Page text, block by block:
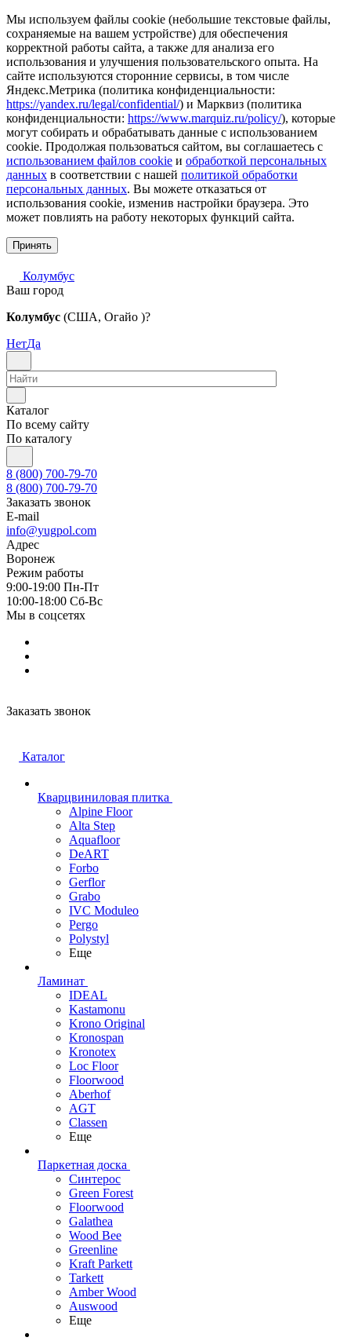
Мы используем файлы cookie (небольшие текстовые файлы,
сохраняемые на вашем устройстве) для обеспечения
корректной работы сайта, а также для анализа его
использования и улучшения пользовательского опыта. На
сайте используются сторонние сервисы, в том числе
Яндекс.Метрика (политика конфиденциальности:
https://yandex.ru/legal/confidential/) и Марквиз (политика
конфиденциальности: https://www.marquiz.ru/policy/), которые
могут собирать и обрабатывать данные с использованием
cookie. Продолжая пользоваться сайтом, вы соглашаетесь с
использованием файлов cookie и обработкой персональных
данных в соответствии с нашей политикой обработки
персональных данных. Вы можете отказаться от
использования cookie, изменив настройки браузера. Это
может повлиять на работу некоторых функций сайта.
Принять
Колумбус
Ваш город
Колумбус (США, Огайо )?
НетДа
Каталог
По всему сайту
По каталогу
8 (800) 700-79-70
8 (800) 700-79-70
Заказать звонок
E-mail
info@yugpol.com
Адрес
Воронеж
Режим работы
9:00-19:00 Пн-Пт
10:00-18:00 Cб-Вс
Мы в соцсетях
Заказать звонок
Каталог
Кварцвиниловая плитка
Alpine Floor
Alta Step
Aquafloor
DeART
Forbo
Gerflor
Grabo
IVC Moduleo
Pergo
Polystyl
Еще
Ламинат
IDEAL
Kastamonu
Krono Original
Kronospan
Kronotex
Loc Floor
Floorwood
Aberhof
AGT
Classen
Еще
Паркетная доска
Синтерос
Green Forest
Floorwood
Galathea
Wood Bee
Greenline
Kraft Parkett
Tarkett
Amber Wood
Auswood
Еще